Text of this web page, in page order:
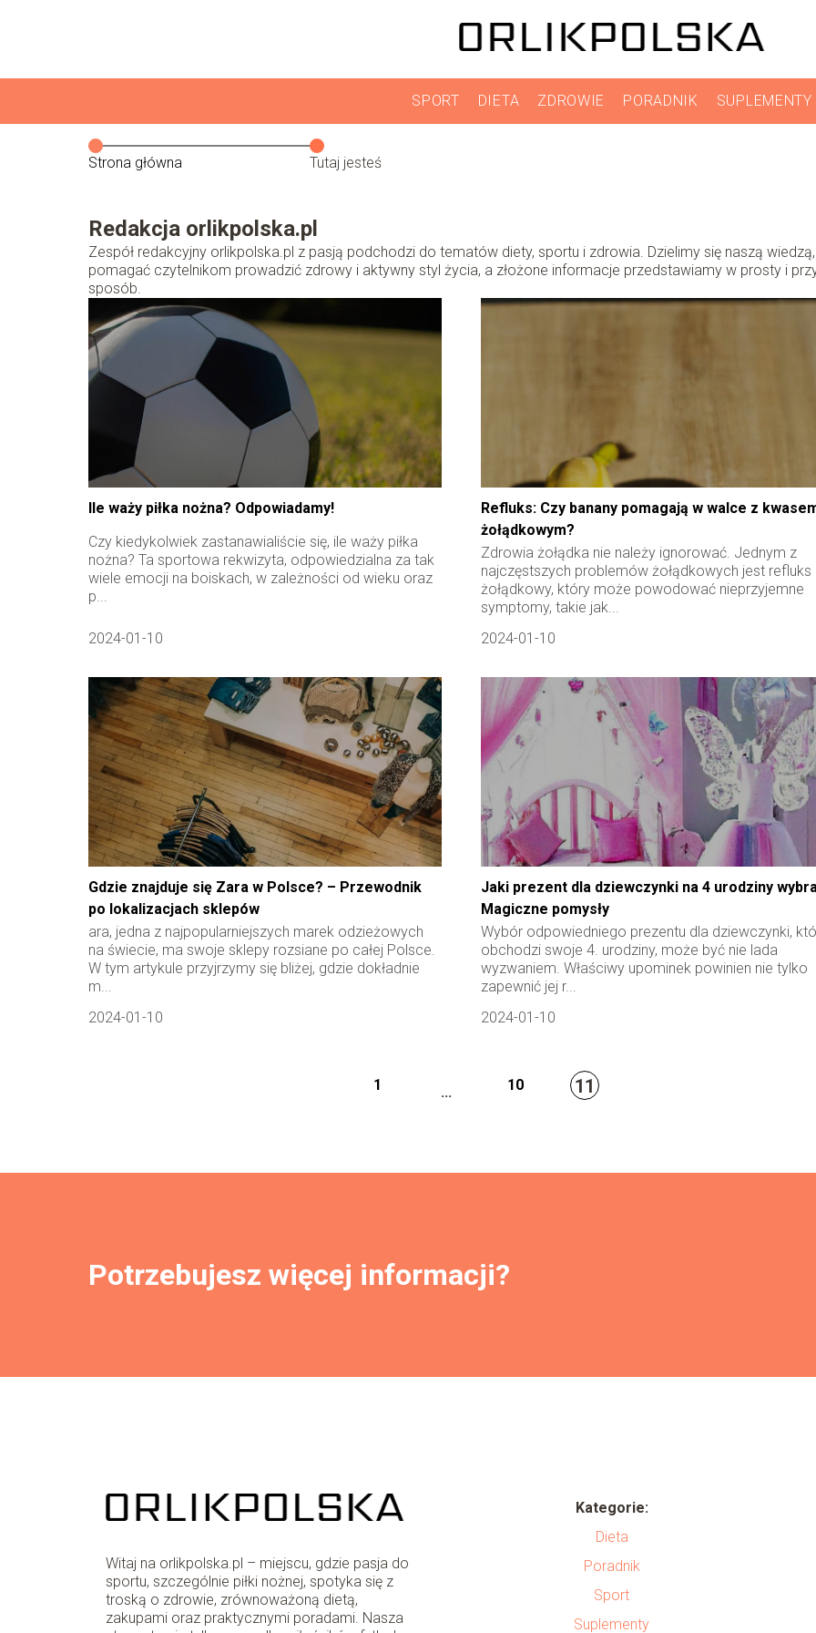
SPORT DIETA ZDROWIE PORADNIK SUPLEMENTY
Strona główna Tutaj jesteś
Redakcja orlikpolska.pl
Zespół redakcyjny orlikpolska.pl z pasją podchodzi do tematów diety, sportu i zdrowia. Dzielimy się naszą
pomagać czytelnikom prowadzić zdrowy i aktywny styl życia, a złożone informacje przedstawiamy w prosty i
sposób.
Ile waży piłka nożna? Odpowiadamy!
Czy kiedykolwiek zastanawialiście się, ile waży piłka
nożna? Ta sportowa rekwizyta, odpowiedzialna za tak
wiele emocji na boiskach, w zależności od wieku oraz
p...
2024-01-10
Refluks: Czy banany pomagają w walce z
żołądkowym?
Zdrowia żołądka nie należy ignorować. Jednym z
najczęstszych problemów żołądkowych jest refluks
żołądkowy, który może powodować nieprzyjemne
symptomy, takie jak...
2024-01-10
Gdzie znajduje się Zara w Polsce? – Przewodnik
po lokalizacjach sklepów
ara, jedna z najpopularniejszych marek odzieżowych
na świecie, ma swoje sklepy rozsiane po całej Polsce.
W tym artykule przyjrzymy się bliżej, gdzie dokładnie
m...
2024-01-10
Jaki prezent dla dziewczynki na 4 urodziny
Magiczne pomysły
Wybór odpowiedniego prezentu dla dziewczynki,
obchodzi swoje 4. urodziny, może być nie lada
wyzwaniem. Właściwy upominek powinien nie tylko
zapewnić jej r...
2024-01-10
1 ... 10 11
Potrzebujesz więcej informacji?
Witaj na orlikpolska.pl – miejscu, gdzie pasja do
sportu, szczególnie piłki nożnej, spotyka się z
troską o zdrowie, zrównoważoną dietą,
zakupami oraz praktycznymi poradami. Nasza
Kategorie:
Dieta
Poradnik
Sport
Suplementy